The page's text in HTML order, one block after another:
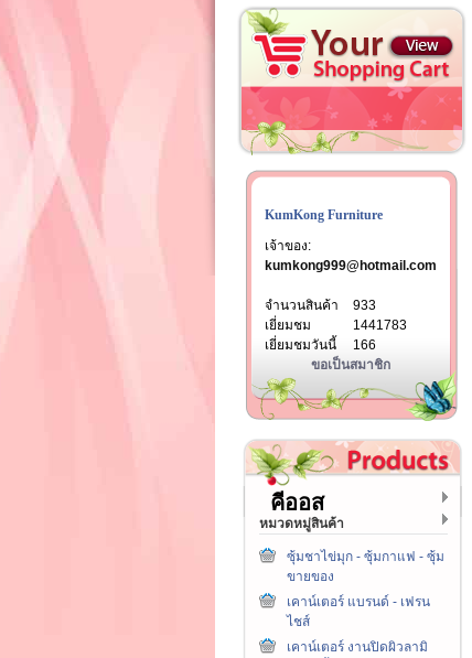
KumKong Furniture
เจ้าของ:
kumkong999@hotmail.com
จำนวนสินค้า
933
เยี่ยมชม
1441783
เยี่ยมชมวันนี้
166
ขอเป็นสมาชิก
คีออส
หมวดหมู่สินค้า
ซุ้มชาไข่มุก - ซุ้มกาแฟ - ซุ้ม
ขายของ
เคาน์เตอร์ แบรนด์ - เฟรน
ไชส์
เคาน์เตอร์ งานปิดผิวลามิ